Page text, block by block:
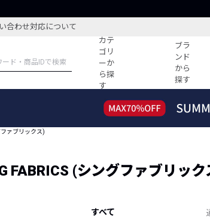
合わせ対応について
カテ
ゴリ
ーか
ら探
す
ブラ
ンド
から
探す
特集記事
コーディネート
すべての記事
ーデ紹介
HOTなコーデ
人気記事ラン
ァブリックス)
FABRICS (シングファブリック
すべて